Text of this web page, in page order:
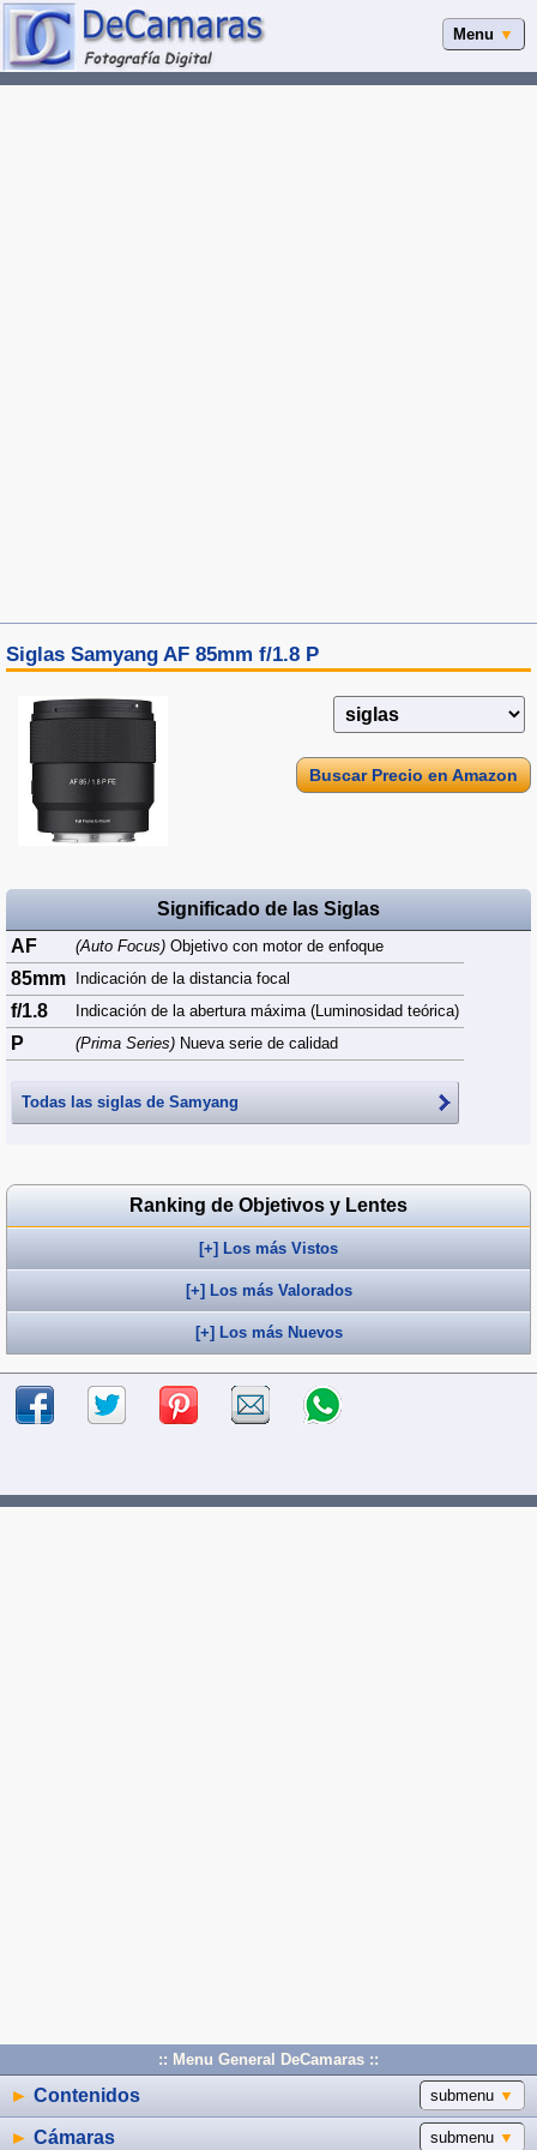
Menu ▼
Siglas Samyang AF 85mm f/1.8 P
Buscar Precio en Amazon
Significado de las Siglas
AF
(Auto Focus) Objetivo con motor de enfoque
85mm Indicación de la distancia focal
f/1.8 Indicación de la abertura máxima (Luminosidad teórica)
P (Prima Series) Nueva serie de calidad
Todas las siglas de Samyang
Ranking de Objetivos y Lentes
[+] Los más Vistos
[+] Los más Valorados
[+] Los más Nuevos
:: Menu General DeCamaras ::
submenu ▼
► Contenidos
submenu ▼
► Cámaras